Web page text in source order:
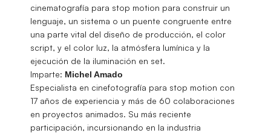
cinematografía para stop motion para construir un
lenguaje, un sistema o un puente congruente entre
una parte vital del diseño de producción, el color
script, y el color luz, la atmósfera lumínica y la
ejecución de la iluminación en set.
Imparte: Michel Amado
Especialista en cinefotografía para stop motion con
17 años de experiencia y más de 60 colaboraciones
en proyectos animados. Su más reciente
participación, incursionando en la industria